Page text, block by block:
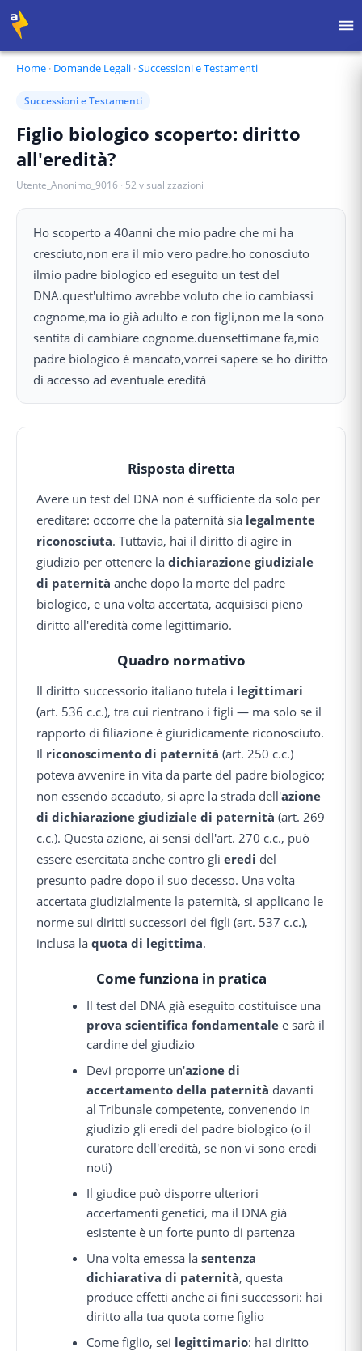
Home · Domande Legali ·Successioni e Testamenti
Successioni e Testamenti
Figlio biologico scoperto: diritto
all'eredità?
Utente_Anonimo_9016 · 52 visualizzazioni
Ho scoperto a 40anni che mio padre che mi ha
cresciuto,non era il mio vero padre.ho conosciuto
ilmio padre biologico ed eseguito un test del
DNA.quest'ultimo avrebbe voluto che io cambiassi
cognome,ma io già adulto e con figli,non me la sono
sentita di cambiare cognome.duensettimane fa,mio
padre biologico è mancato,vorrei sapere se ho diritto
di accesso ad eventuale eredità
Risposta diretta
Avere un test del DNA non è sufficiente da solo per
ereditare: occorre che la paternità sia legalmente
riconosciuta. Tuttavia, hai il diritto di agire in
giudizio per ottenere la dichiarazione giudiziale
di paternità anche dopo la morte del padre
biologico, e una volta accertata, acquisisci pieno
diritto all'eredità come legittimario.
Quadro normativo
Il diritto successorio italiano tutela i legittimari
(art. 536 c.c.), tra cui rientrano i figli — ma solo se il
rapporto di filiazione è giuridicamente riconosciuto.
Il riconoscimento di paternità (art. 250 c.c.)
poteva avvenire in vita da parte del padre biologico;
non essendo accaduto, si apre la strada dell'azione
di dichiarazione giudiziale di paternità (art. 269
c.c.). Questa azione, ai sensi dell'art. 270 c.c., può
essere esercitata anche contro gli eredi del
presunto padre dopo il suo decesso. Una volta
accertata giudizialmente la paternità, si applicano le
norme sui diritti successori dei figli (art. 537 c.c.),
inclusa la quota di legittima.
Come funziona in pratica
Il test del DNA già eseguito costituisce una
prova scientifica fondamentale e sarà il
cardine del giudizio
Devi proporre un'azione di
accertamento della paternità davanti
al Tribunale competente, convenendo in
giudizio gli eredi del padre biologico (o il
curatore dell'eredità, se non vi sono eredi
noti)
Il giudice può disporre ulteriori
accertamenti genetici, ma il DNA già
esistente è un forte punto di partenza
Una volta emessa lasentenza
dichiarativa di paternità, questa
produce effetti anche ai fini successori: hai
diritto alla tua quota come figlio
Come figlio, sei legittimario: hai diritto